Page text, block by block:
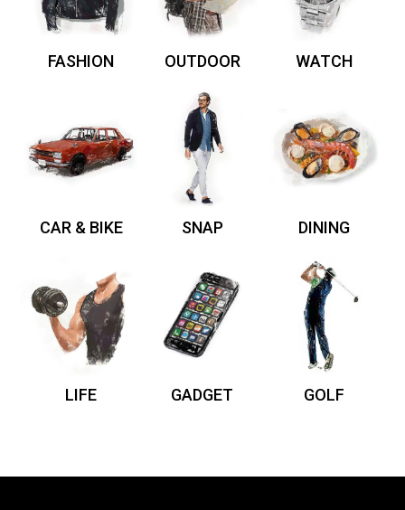
FASHION OUTDOOR WATCH
CAR & BIKE SNAP DINING
LIFE GADGET GOLF